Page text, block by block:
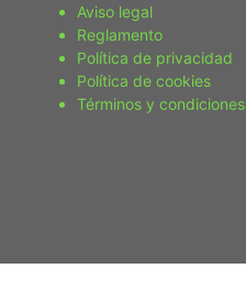
Aviso legal
Reglamento
Política de privacidad
Política de cookies
Términos y condiciones